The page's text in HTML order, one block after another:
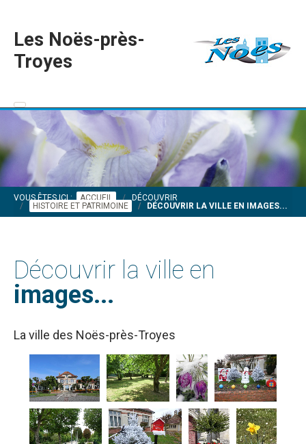
Les Noës-près-
Troyes
VOUS ÊTES ICI : ACCUEIL
DÉCOUVRIR
HISTOIRE ET PATRIMOINE
DÉCOUVRIR LA VILLE EN IMAGES...
Découvrir la ville en
images...
La ville des Noës-près-Troyes